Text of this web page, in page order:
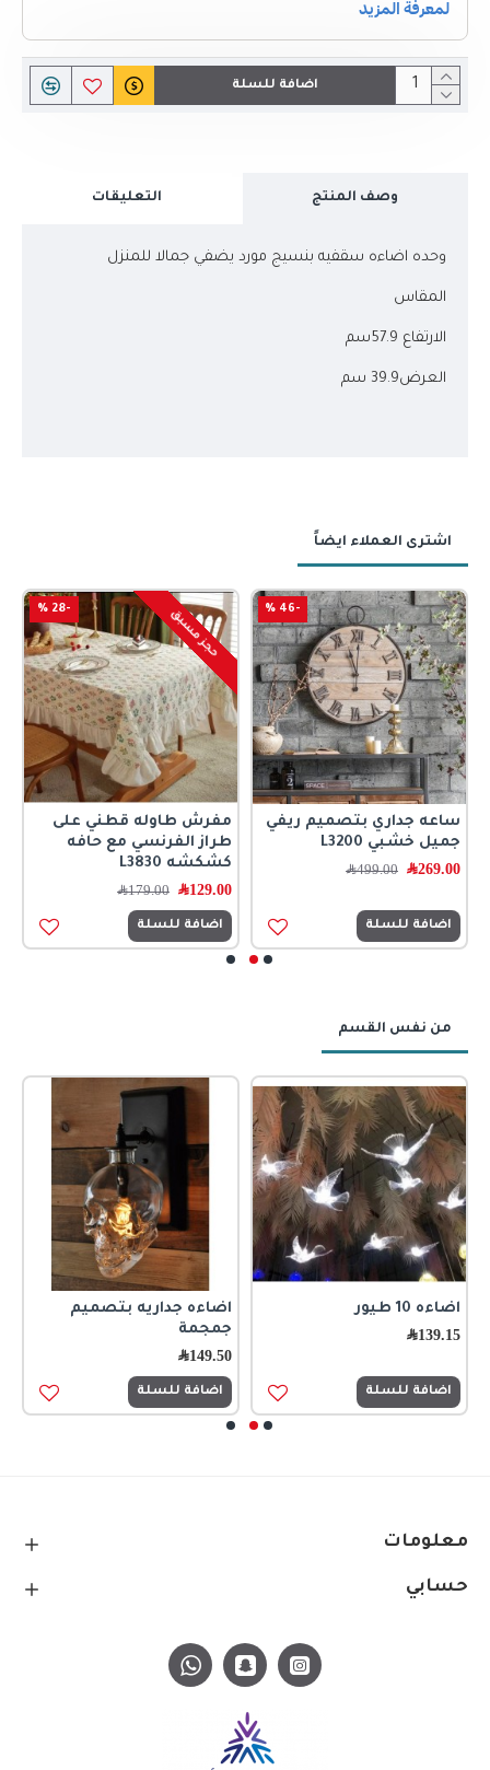
اضافة للسلة
وصف المنتج التعليقات
وحده اضاءه سقفيه بنسيج مورد يضفي جمالا للمنزل
المقاس
الارتفاع 57.9سم
العرض39.9 سم
اشترى العملاء ايضاً
-46 %
ساعه جداري بتصميم ريفي
جميل خشبي L3200
269.00﷼ 499.00﷼
اضافة للسلة
-28 % حجز مسبق
مفرش طاوله قطني على
طراز الفرنسي مع حافه
كشكشه L3830
129.00﷼ 179.00﷼
اضافة للسلة
من نفس القسم
اضاءه 10 طيور
139.15﷼
اضافة للسلة
اضاءه جداريه بتصميم
جمجمة
149.50﷼
اضافة للسلة
معلومات
حسابي